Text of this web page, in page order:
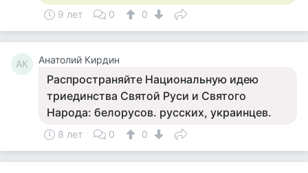
9 лет 0 0
АК Анатолий Кирдин
Распространяйте Национальную идею
триединства Святой Руси и Святого
Народа: белорусов. русских, украинцев.
8 лет 0 0